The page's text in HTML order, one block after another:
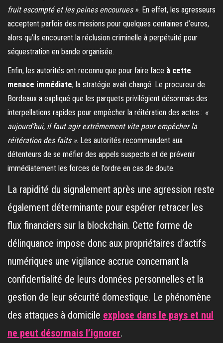
fruit escompté et les peines encourues ». En effet, les agresseurs
acceptent parfois des missions pour quelques centaines d’euros,
alors qu’ils encourent la réclusion criminelle à perpétuité pour
séquestration en bande organisée.
Enfin, les autorités ont reconnu que pour faire face à cette
menace immédiate, la stratégie avait changé. Le procureur de
Bordeaux a expliqué que les parquets privilégient désormais des
interpellations rapides pour empêcher la réitération des actes : «
aujourd’hui, il faut agir extrêmement vite pour empêcher la
réitération des faits ». Les autorités recommandent aux
détenteurs de se méfier des appels suspects et de prévenir
immédiatement les forces de l’ordre en cas de doute.
La rapidité du signalement après une agression reste
également déterminante pour espérer retracer les
flux financiers sur la blockchain. Cette forme de
délinquance impose donc aux propriétaires d’actifs
numériques une vigilance accrue concernant la
confidentialité de leurs données personnelles et la
gestion de leur sécurité domestique. Le phénomène
des attaques à domicile explose dans le pays et nul
ne peut désormais l’ignorer.